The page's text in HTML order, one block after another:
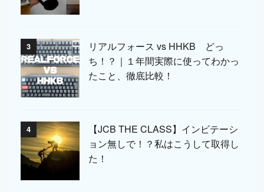
3
リアルフォース vs HHKB どっ
ち！？｜１年間実際に使ってわかっ
たこと、徹底比較！
4
【JCB THE CLASS】インビテーシ
ョン無しで！？私はこうして取得し
た！